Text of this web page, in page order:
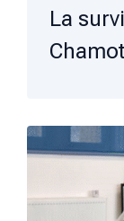
La
Chamot